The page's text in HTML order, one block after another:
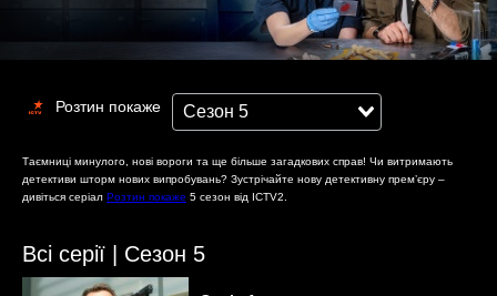
Розтин покаже
Таємниці минулого, нові вороги та ще більше загадкових справ! Чи витримають
детективи шторм нових випробувань? Зустрічайте нову детективну прем’єру –
дивіться серіал Розтин покаже 5 сезон від ICTV2.
Розтин покаже 5 сезон: прем’єра, на яку чекали!
Зустрічайте найочікуванішу детективну прем’єру від телеканалу ICTV2 – новий
Всі серії | Сезон 5